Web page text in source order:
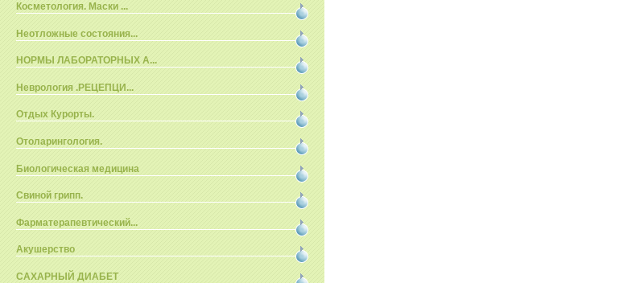
Косметология. Маски ...
Неотложные состояния...
НОРМЫ ЛАБОРАТОРНЫХ А...
Неврология .РЕЦЕПЦИ...
Отдых Курорты.
Отоларингология.
Биологическая медицина
Свиной грипп.
Фарматерапевтический...
Акушерство
САХАРНЫЙ ДИАБЕТ